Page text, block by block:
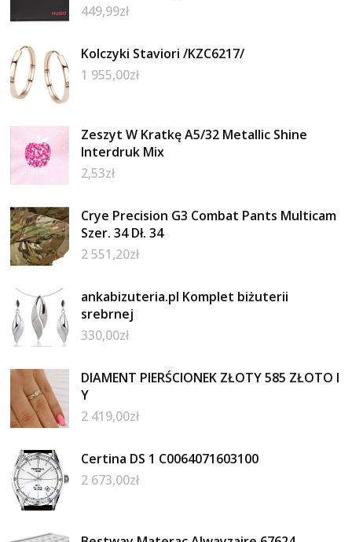
449,99zł
Kolczyki Staviori /KZC6217/
1 955,00zł
Zeszyt W Kratkę A5/32 Metallic Shine
Interdruk Mix
2,53zł
Crye Precision G3 Combat Pants Multicam
Szer. 34 Dł. 34
2 551,20zł
ankabizuteria.pl Komplet biżuterii
srebrnej
330,00zł
DIAMENT PIERŚCIONEK ZŁOTY 585 ZŁOTO I
Y
2 419,00zł
Certina DS 1 C0064071603100
2 673,00zł